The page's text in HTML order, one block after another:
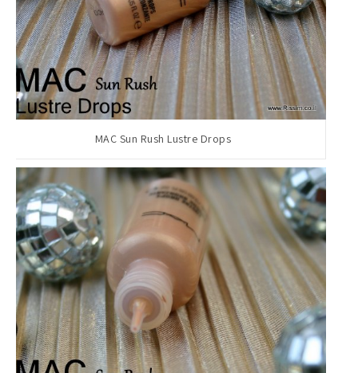
MAC Sun Rush Lustre Drops